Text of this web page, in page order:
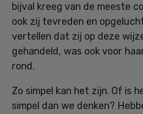
bijval kreeg van de meeste
ook zij tevreden en
vertellen dat zij op deze
gehandeld, was ook voor
rond.
Zo simpel kan het zijn. Of is
simpel dan we denken?